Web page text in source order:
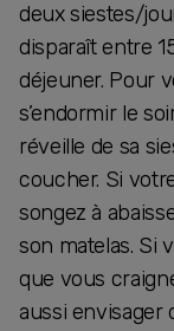
deux siestes/
disparaît entre
déjeuner. Pour
s’endormir le
réveille de sa
coucher. Si
songez à
son matelas. Si
que vous
aussi envisager